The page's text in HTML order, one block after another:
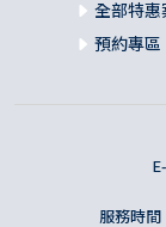
全部特惠
預約專區
服務時間